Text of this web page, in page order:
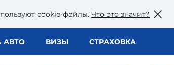
сookie-файлы. Что это значит?
АВТО ВИЗЫ СТРАХОВКА